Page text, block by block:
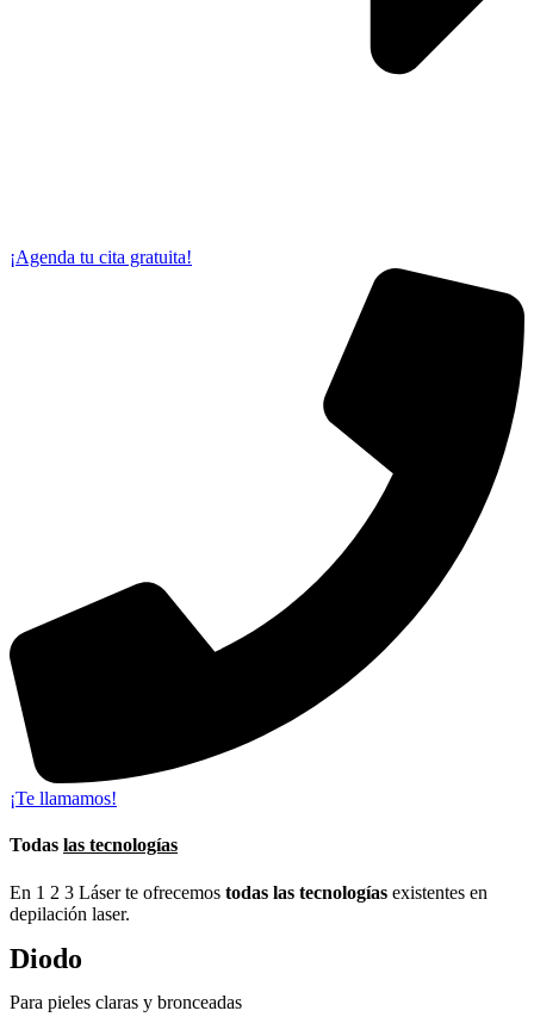
¡Agenda tu cita gratuita!
¡Te llamamos!
Todas las tecnologías
En 1 2 3 Láser te ofrecemos todas las tecnologías existentes en
depilación laser.
Diodo
Para pieles claras y bronceadas